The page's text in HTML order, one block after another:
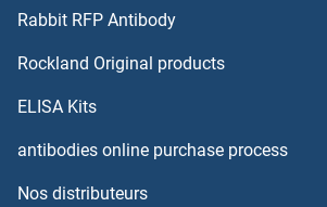
HBsAg PreS1 Anticorps
HBZ Anticorps
HCAR2 Anticorps
Rabbit RFP Antibody
Rockland Original products
ELISA Kits
antibodies online purchase process
Nos distributeurs